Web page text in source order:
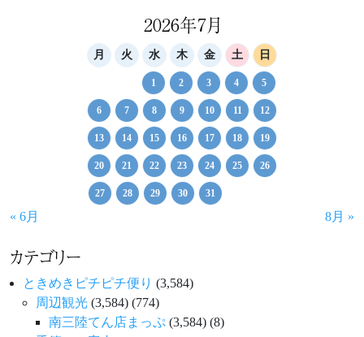
2026年7月
月 火 水 木 金 土 日
1 2 3 4 5
6 7 8 9 10 11 12
13 14 15 16 17 18 19
20 21 22 23 24 25 26
27 28 29 30 31
« 6月 8月 »
カテゴリー
ときめきピチピチ便り (3,584)
周辺観光 (3,584) (774)
南三陸てん店まっぷ (3,584) (8)